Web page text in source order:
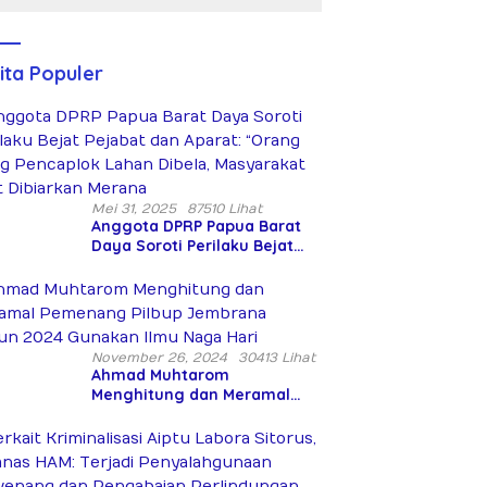
Populer
Mei 31, 2025 87510 Lihat
Anggota DPRP Papua Barat
Daya Soroti Perilaku Bejat
Asing Pencaplok Lahan
Dibela, Masyarakat Adat
Dibiarkan Merana
November 26, 2024 30413 Lihat
Ahmad Muhtarom
Menghitung dan Meramal
Tahun 2024 Gunakan Ilmu
Naga Hari